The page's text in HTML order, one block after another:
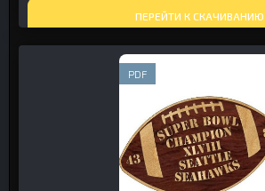
ПЕРЕЙТИ К СКАЧИВАНИЮ
PDF